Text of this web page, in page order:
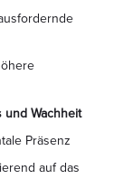
und Wachheit
Präsenz
auf das